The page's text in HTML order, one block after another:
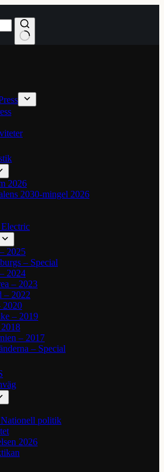
2026
2030-mingel 2026
2025
– Special
2024
– 2023
– 2022
2020
– 2019
– 2017
– Special
politik
2026